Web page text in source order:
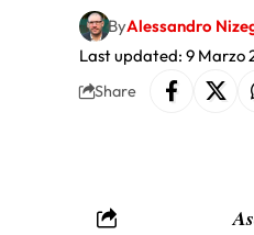
Last updated: 9 Marzo
ByAlessandro
Share